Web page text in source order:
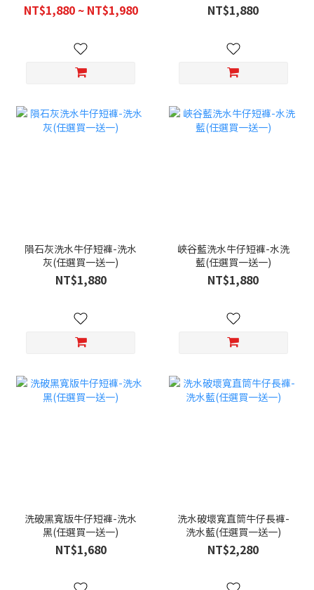
NT$1,880 ~ NT$1,980 NT$1,880
隕石灰洗水牛仔短褲-洗水
灰(任選買一送一)
NT$1,880
峽谷藍洗水牛仔短褲-水洗
藍(任選買一送一)
NT$1,880
洗破黑寬版牛仔短褲-洗水
黑(任選買一送一)
NT$1,680
洗水破壞寬直筒牛仔長褲-
洗水藍(任選買一送一)
NT$2,280